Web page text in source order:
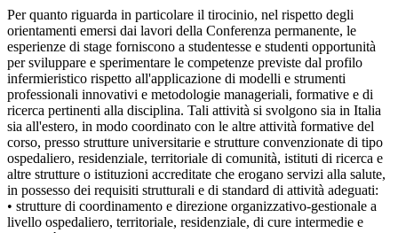
Per quanto riguarda in particolare il tirocinio, nel rispetto degli
orientamenti emersi dai lavori della Conferenza permanente, le
esperienze di stage forniscono a studentesse e studenti opportunità
per sviluppare e sperimentare le competenze previste dal profilo
infermieristico rispetto all'applicazione di modelli e strumenti
professionali innovativi e metodologie manageriali, formative e di
ricerca pertinenti alla disciplina. Tali attività si svolgono sia in Italia
sia all'estero, in modo coordinato con le altre attività formative del
corso, presso strutture universitarie e strutture convenzionate di tipo
ospedaliero, residenziale, territoriale di comunità, istituti di ricerca e
altre strutture o istituzioni accreditate che erogano servizi alla salute,
in possesso dei requisiti strutturali e di standard di attività adeguati:
• strutture di coordinamento e direzione organizzativo-gestionale a
livello ospedaliero, territoriale, residenziale, di cure intermedie e